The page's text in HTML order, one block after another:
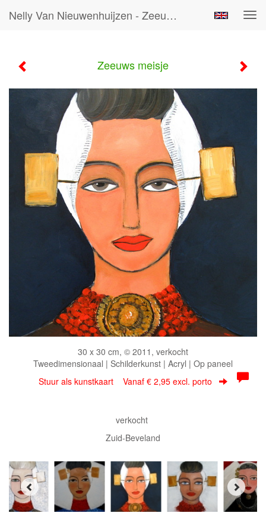
Nelly Van Nieuwenhuijzen - Zeeuws Meisje
Zeeuws meisje
30 x 30 cm, © 2011, verkocht
Tweedimensionaal | Schilderkunst | Acryl | Op paneel
Stuur als kunstkaart Vanaf € 2,95 excl. porto
verkocht
Zuid-Beveland